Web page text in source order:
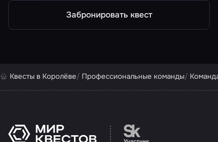
Забронировать квест
Квесты в Королёве Профессиональные команды
Перейти на сайт